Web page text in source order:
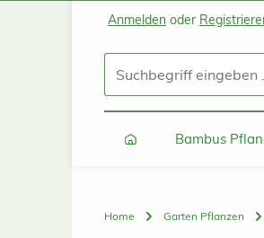
Zum Hauptinhalt springen
Zur Suche springen
Zur Hauptnavigation
Anmelden oder
Bambus
Home Garten Pflanzen